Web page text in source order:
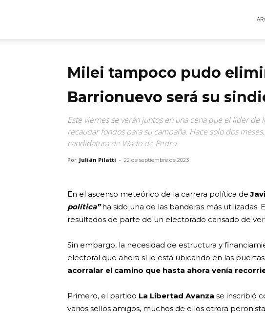
Milei tampoco pudo
Barrionuevo será su
Este viernes se verán juntos en una cena que el líder de
recaudar fondos para su campaña. Hace solo dos
candidatura de Wado de Pedro.
Por Julián Pilatti - 22 de septiembre de 2023
En el ascenso meteórico de la carrera política de
política” ha sido una de las banderas más utilizadas.
resultados de parte de un electorado cansado de ver
Sin embargo, la necesidad de estructura y
electoral que ahora sí lo está ubicando en las puertas
acorralar el camino que hasta ahora venía
Primero, el partido La Libertad Avanza se inscribió
varios sellos amigos, muchos de ellos otrora